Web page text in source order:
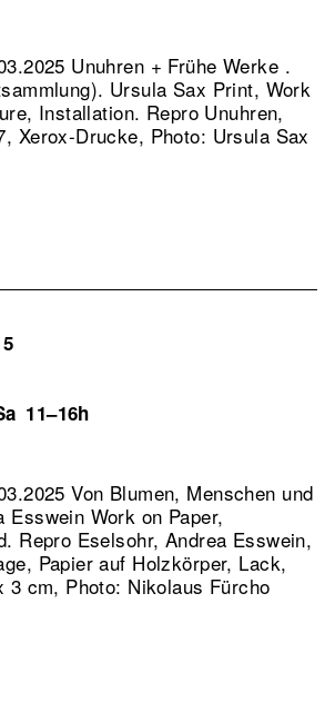
Unuhren + Frühe Werke .
Ursula Sax Print, Work
Installation. Repro Unuhren,
Xerox-Drucke, Photo: Ursula Sax
11–16h
Von Blumen, Menschen und
Esswein Work on Paper,
Repro Eselsohr, Andrea Esswein,
Papier auf Holzkörper, Lack,
3 cm, Photo: Nikolaus Fürcho